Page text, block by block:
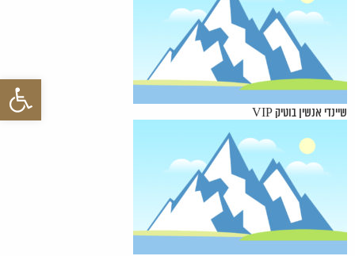
פתח
שיינדי אנשין בוטיק VIP